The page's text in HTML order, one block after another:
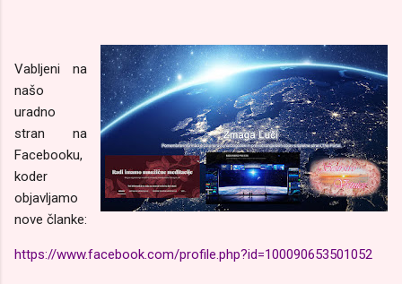
Vabljeni na
našo
uradno
stran na
Facebooku,
koder
objavljamo
nove članke:
https://www.facebook.com/profile.php?id=100090653501052